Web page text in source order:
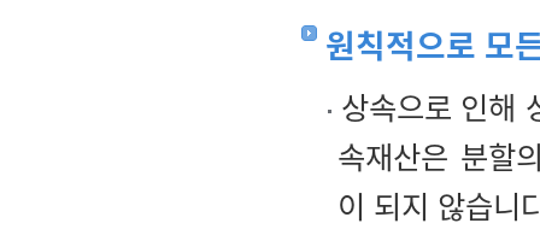
원칙적으로 모
상속으로 인해
속재산은 분할
이 되지 않습니